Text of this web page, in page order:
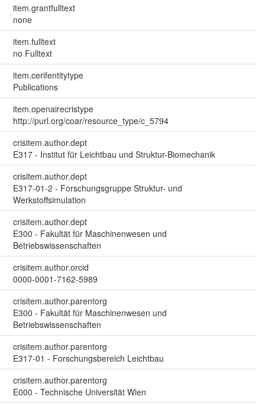
item.grantfulltext
none
item.fulltext
no Fulltext
item.cerifentitytype
Publications
item.openairecristype
http://purl.org/coar/resource_type/c_5794
crisitem.author.dept
E317 - Institut für Leichtbau und Struktur-Biomechanik
crisitem.author.dept
E317-01-2 - Forschungsgruppe Struktur- und
Werkstoffsimulation
crisitem.author.dept
E300 - Fakultät für Maschinenwesen und
Betriebswissenschaften
crisitem.author.orcid
0000-0001-7162-5989
crisitem.author.parentorg
E300 - Fakultät für Maschinenwesen und
Betriebswissenschaften
crisitem.author.parentorg
E317-01 - Forschungsbereich Leichtbau
crisitem.author.parentorg
E000 - Technische Universität Wien